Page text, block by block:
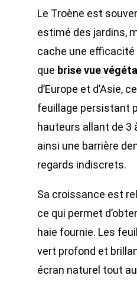
Le Troène est
estimé des jardins,
cache une
que brise vue végétal
d’Europe et d’Asie,
feuillage persistant
hauteurs allant de 3
ainsi une barrière
regards indiscrets.
Sa croissance est
ce qui permet
haie fournie. Les
vert profond et
écran naturel tout au